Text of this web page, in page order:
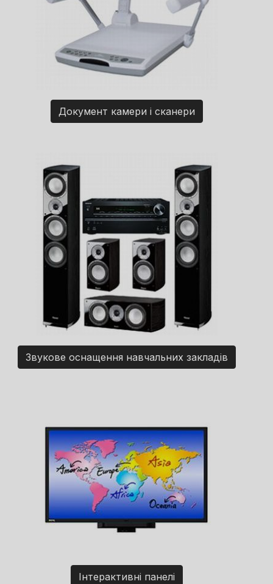
Документ камери і сканери
Звукове оснащення навчальних закладів
Інтерактивні панелі